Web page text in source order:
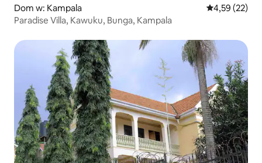
Dom w: Kampala Średnia
4,59 (22)
Paradise Villa, Kawuku, Bunga, Kampala